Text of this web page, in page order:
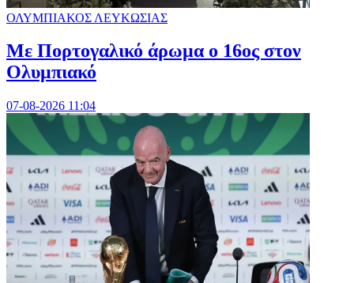
ΟΛΥΜΠΙΑΚΟΣ ΛΕΥΚΩΣΙΑΣ
Με Πορτογαλικό άρωμα ο 16ος στον
Ολυμπιακό
07-08-2026 11:04